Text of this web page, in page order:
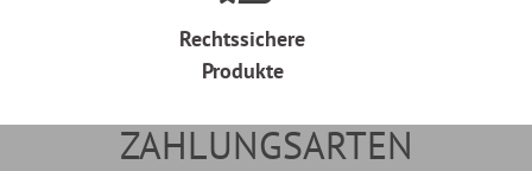
Rechtssichere
Produkte
ZAHLUNGSARTEN